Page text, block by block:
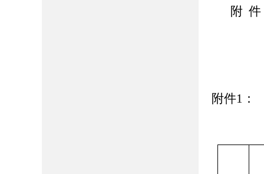
附 件
附件1：